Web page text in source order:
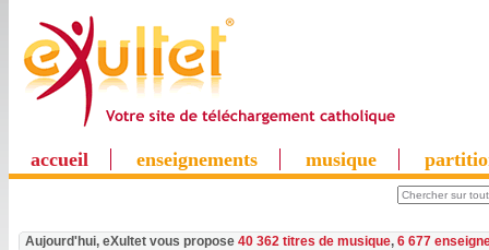
accueil enseignements musique
Aujourd'hui, eXultet vous propose 40 362 titres de musique, 6 677